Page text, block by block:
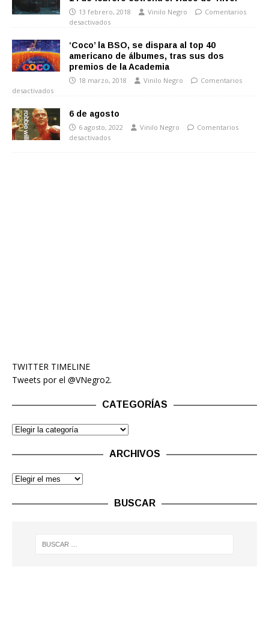
13 febrero, 2018 Vinilo Negro
Comentarios
desactivados
‘Coco’ la BSO, se dispara al top 40
americano de álbumes, tras sus dos
premios de la Academia
18 marzo, 2018 Vinilo Negro
Comentarios
desactivados
6 de agosto
6 agosto, 2022 Vinilo Negro
Comentarios
desactivados
TWITTER TIMELINE
Tweets por el @VNegro2.
CATEGORÍAS
ARCHIVOS
BUSCAR